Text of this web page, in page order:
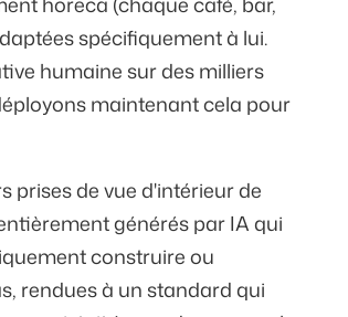
spécifiquement à lui.
humaine sur des milliers
maintenant cela pour
prises de vue d'intérieur de
générés par IA qui
construire ou
rendues à un standard qui